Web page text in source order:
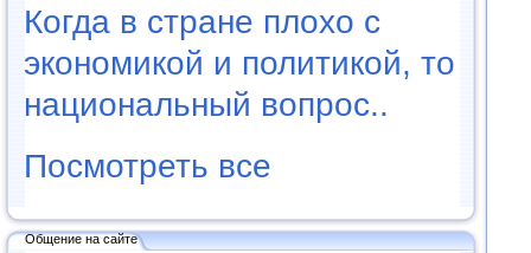
Когда в стране плохо с
экономикой и политикой, то
национальный вопрос..
Посмотреть все
Общение на сайте